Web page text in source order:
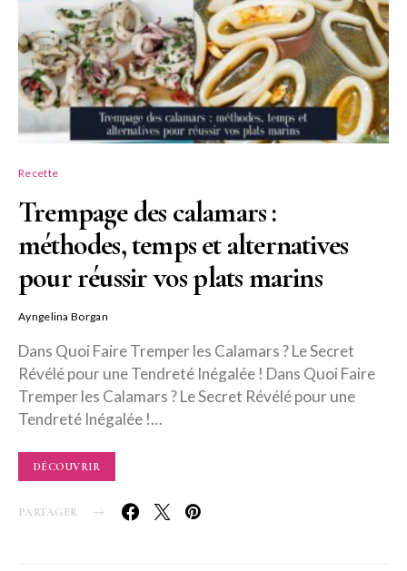
Recette
Trempage des calamars :
méthodes, temps et alternatives
pour réussir vos plats marins
Ayngelina Borgan
Dans Quoi Faire Tremper les Calamars ? Le Secret
Révélé pour une Tendreté Inégalée ! Dans Quoi Faire
Tremper les Calamars ? Le Secret Révélé pour une
Tendreté Inégalée !…
DÉCOUVRIR
PARTAGER